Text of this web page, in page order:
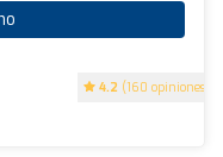
4.2 (160 opiniones)